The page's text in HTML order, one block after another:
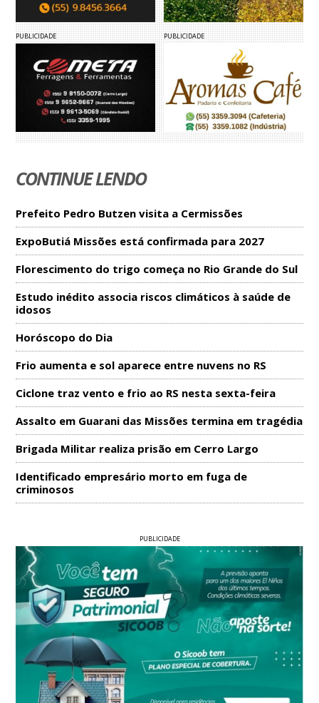
PUBLICIDADE PUBLICIDADE
CONTINUE LENDO
Prefeito Pedro Butzen visita a Cermissões
ExpoButiá Missões está confirmada para 2027
Florescimento do trigo começa no Rio Grande do Sul
Estudo inédito associa riscos climáticos à saúde de
idosos
Horóscopo do Dia
Frio aumenta e sol aparece entre nuvens no RS
Ciclone traz vento e frio ao RS nesta sexta-feira
Assalto em Guarani das Missões termina em tragédia
Brigada Militar realiza prisão em Cerro Largo
Identificado empresário morto em fuga de
criminosos
PUBLICIDADE